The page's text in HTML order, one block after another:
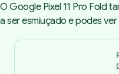
O Google Pixel 11 Pro Fold
a ser esmiuçado e podes